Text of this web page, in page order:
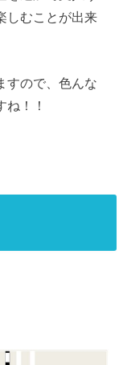
しむことが出来
すので、色んな
！！